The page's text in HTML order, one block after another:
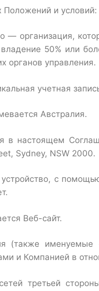
и условий:
— организация,
владение 50% или
органов управления.
учетная
Австралия.
в настоящем
Sydney, NSW 2000.
с
Веб-сайт.
(также именуемые
и Компанией в
третьей